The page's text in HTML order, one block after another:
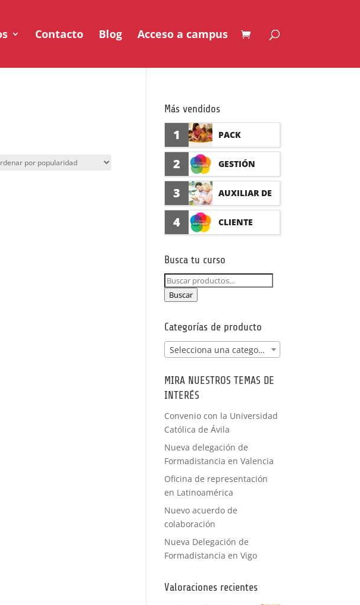
Contacto Blog Acceso a campus
Más vendidos
1 PACK
AUXILIAR DE
GUARDERÍA
CON
2 GESTIÓN
SEGURO DE
ACCIDENTES
(PRÁCTICAS
FORMATIVAS)
3 AUXILIAR DE
FARMACIA Y
IA CON
PRÁCTICAS
4 CLIENTE
Busca tu curso
Buscar
por:
Buscar
Categorías de producto
Selecciona una categoría
MIRA NUESTROS TEMAS DE
INTERÉS
Convenio con la Universidad
Católica de Ávila
Nueva delegación de
Formadistancia en Valencia
Oficina de representación
en Latinoamérica
Nuevo acuerdo de
colaboración
Nueva Delegación de
Formadistancia en Vigo
Valoraciones recientes